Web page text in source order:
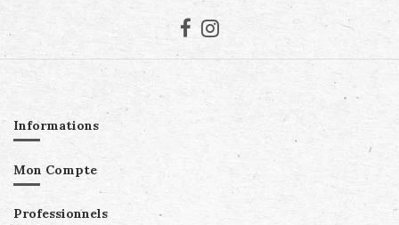
Informations
Mon Compte
Professionnels